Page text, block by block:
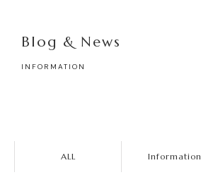
Blog & News
INFORMATION
ALL Information